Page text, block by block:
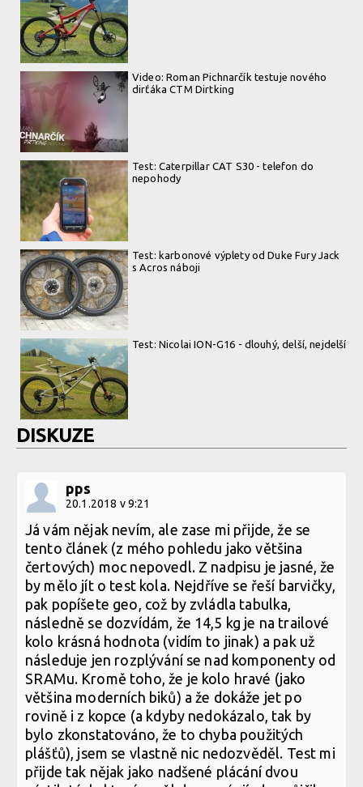
Video: Roman Pichnarčík testuje nového
dirťáka CTM Dirtking
Test: Caterpillar CAT S30 - telefon do
nepohody
Test: karbonové výplety od Duke Fury Jack
s Acros náboji
Test: Nicolai ION-G16 - dlouhý, delší, nejdelší
DISKUZE
pps
20.1.2018 v 9:21
Já vám nějak nevím, ale zase mi přijde, že se
tento článek (z mého pohledu jako většina
čertových) moc nepovedl. Z nadpisu je jasné, že
by mělo jít o test kola. Nejdříve se řeší barvičky,
pak popíšete geo, což by zvládla tabulka,
následně se dozvídám, že 14,5 kg je na trailové
kolo krásná hodnota (vidím to jinak) a pak už
následuje jen rozplývání se nad komponenty od
SRAMu. Kromě toho, že je kolo hravé (jako
většina moderních biků) a že dokáže jet po
rovině i z kopce (a kdyby nedokázalo, tak by
bylo zkonstatováno, že to chyba použitých
plášťů), jsem se vlastně nic nedozvěděl. Test mi
přijde tak nějak jako nadšené plácání dvou